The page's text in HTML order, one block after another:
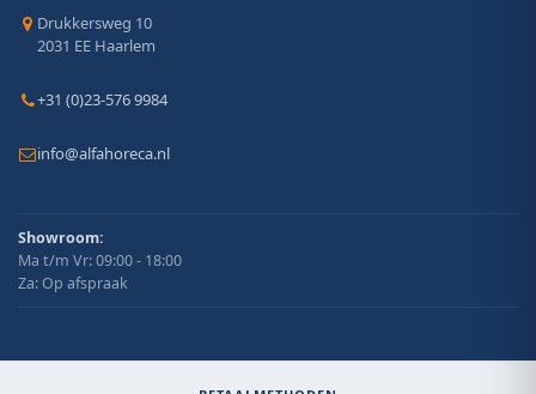
Drukkersweg 10
2031 EE Haarlem
+31 (0)23-576 9984
info@alfahoreca.nl
Showroom:
Ma t/m Vr: 09:00 - 18:00
Za: Op afspraak